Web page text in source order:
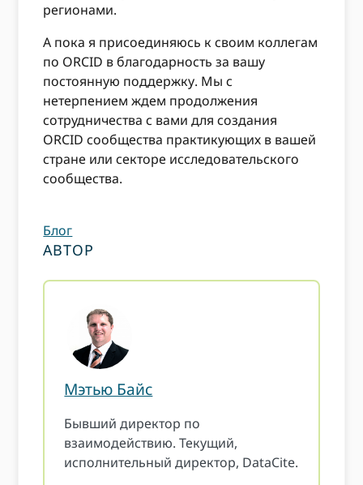
регионами.
А пока я присоединяюсь к своим коллегам
по ORCID в благодарность за вашу
постоянную поддержку. Мы с
нетерпением ждем продолжения
сотрудничества с вами для создания
ORCID сообщества практикующих в вашей
стране или секторе исследовательского
сообщества.
Блог
АВТОР
Мэтью Байс
Бывший директор по
взаимодействию. Текущий,
исполнительный директор, DataCite.